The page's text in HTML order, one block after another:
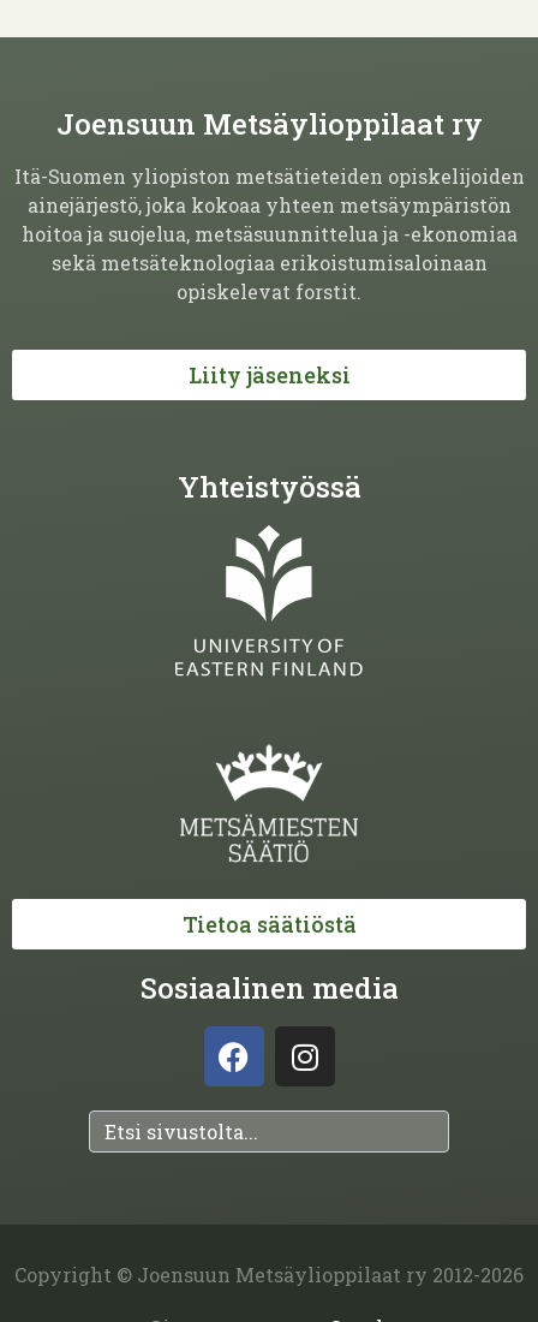
Joensuun Metsäylioppilaat ry
Itä-Suomen yliopiston metsätieteiden opiskelijoiden
ainejärjestö, joka kokoaa yhteen metsäympäristön
hoitoa ja suojelua, metsäsuunnittelua ja -ekonomiaa
sekä metsäteknologiaa erikoistumisaloinaan
opiskelevat forstit.
Liity jäseneksi
Yhteistyössä
Tietoa säätiöstä
Sosiaalinen media
Copyright © Joensuun Metsäylioppilaat ry 2012-2026